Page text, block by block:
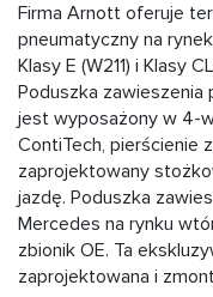
Firma Arnott oferuje
pneumatyczny na
Klasy E (W211) i Klasy
Poduszka
jest wyposażony w 4-
ContiTech, pierścienie
zaprojektowany
jazdę. Poduszka
Mercedes na rynku
zbionik OE. Ta
zaprojektowana i